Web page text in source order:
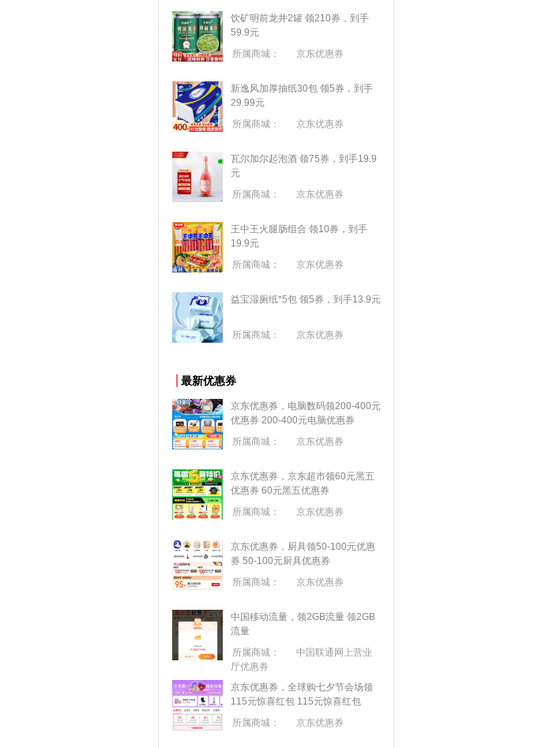
饮矿明前龙井2罐 领210券，到手
59.9元
所属商城：
京东优惠券
新逸风加厚抽纸30包 领5券，到手
29.99元
所属商城：
京东优惠券
瓦尔加尔起泡酒 领75券，到手19.9
元
所属商城：
京东优惠券
王中王火腿肠组合 领10券，到手
19.9元
所属商城：
京东优惠券
益宝湿厕纸*5包 领5券，到手13.9元
所属商城： 京东优惠券
最新优惠券
京东优惠券，电脑数码领200-400元
优惠券 200-400元电脑优惠券
所属商城：
京东优惠券
京东优惠券，京东超市领60元黑五
优惠券 60元黑五优惠券
所属商城：
京东优惠券
京东优惠券，厨具领50-100元优惠
券 50-100元厨具优惠券
所属商城：
京东优惠券
中国移动流量，领2GB流量 领2GB
流量
所属商城：
中国联通网上营业
厅优惠券
京东优惠券，全球购七夕节会场领
115元惊喜红包 115元惊喜红包
所属商城：
京东优惠券